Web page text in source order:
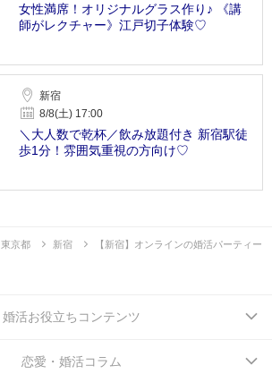
女性満席！オリジナルグラス作り♪ 《講
師がレクチャー》江戸切子体験♡
新宿
8/8(土) 17:00
＼大人数で乾杯／飲み放題付き 新宿駅徒
歩1分！雰囲気重視の方向け♡
東京都 新宿 【新宿】オンラインの婚活パーティー
婚活お役立ちコンテンツ
恋愛・婚活コラム